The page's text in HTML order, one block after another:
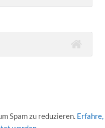
Spam zu reduzieren. Erfahre,